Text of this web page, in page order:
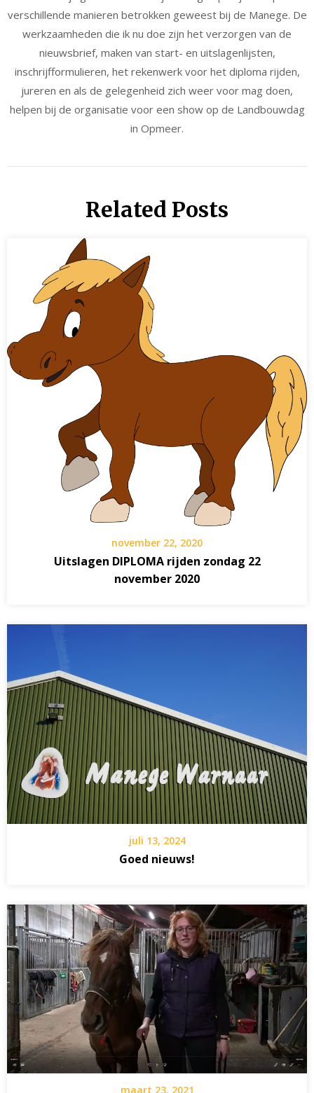
verschillende manieren betrokken geweest bij de Manege. De
werkzaamheden die ik nu doe zijn het verzorgen van de
nieuwsbrief, maken van start- en uitslagenlijsten,
inschrijfformulieren, het rekenwerk voor het diploma rijden,
jureren en als de gelegenheid zich weer voor mag doen,
helpen bij de organisatie voor een show op de Landbouwdag
in Opmeer.
Related Posts
november 22, 2020
Uitslagen DIPLOMA rijden zondag 22
november 2020
juli 13, 2024
Goed nieuws!
maart 23, 2021